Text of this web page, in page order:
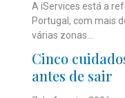
A iServices está a
Portugal, com mais
várias zonas...
Cinco
antes de sair